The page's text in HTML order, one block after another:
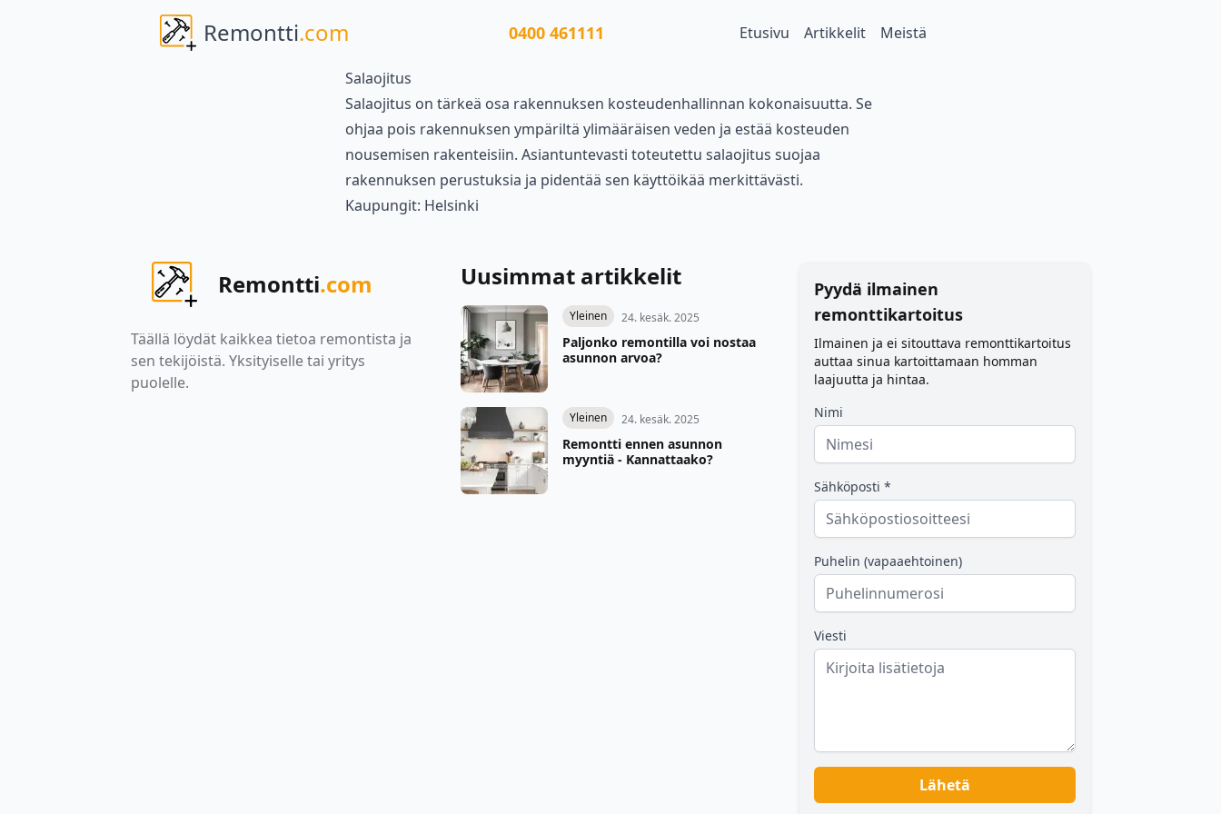
Remontti.com 0400 461111 Etusivu Artikkelit Meistä
Salaojitus
Salaojitus on tärkeä osa rakennuksen kosteudenhallinnan kokonaisuutta. Se
ohjaa pois rakennuksen ympäriltä ylimääräisen veden ja estää kosteuden
nousemisen rakenteisiin. Asiantuntevasti toteutettu salaojitus suojaa
rakennuksen perustuksia ja pidentää sen käyttöikää merkittävästi.
Kaupungit: Helsinki
Remontti.com
Täällä löydät kaikkea tietoa remontista ja
sen tekijöistä. Yksityiselle tai yritys
puolelle.
Uusimmat artikkelit
Yleinen 24. kesäk. 2025
Paljonko remontilla voi nostaa
asunnon arvoa?
Yleinen 24. kesäk. 2025
Remontti ennen asunnon
myyntiä - Kannattaako?
Pyydä ilmainen
remonttikartoitus
Ilmainen ja ei sitouttava remonttikartoitus
auttaa sinua kartoittamaan homman
laajuutta ja hintaa.
Nimi
Sähköposti *
Puhelin (vapaaehtoinen)
Viesti
Lähetä